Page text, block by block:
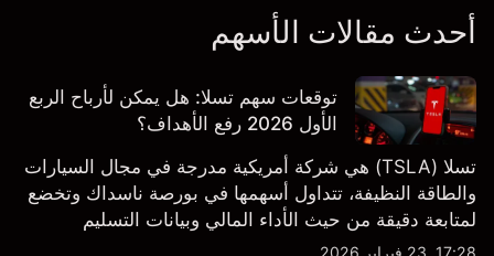
أحدث مقالات الأسهم
توقعات سهم تسلا: هل يمكن لأرباح الربع
الأول 2026 رفع الأهداف؟
تسلا (TSLA) هي شركة أمريكية مدرجة في مجال السيارات
والطاقة النظيفة، تتداول أسهمها في بورصة ناسداك وتخضع
لمتابعة دقيقة من حيث الأداء المالي وبيانات التسليم
والتطورات في التكنولوجيا والتصنيع. استكشف أهداف أسعار
17:28, 23 فبراير 2026